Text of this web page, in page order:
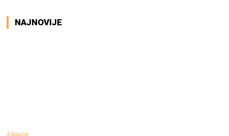
NAJNOVIJE
Zdravlje